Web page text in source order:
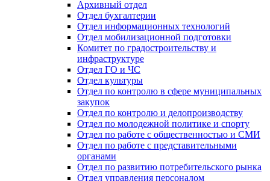
Архивный отдел
Отдел бухгалтерии
Отдел информационных технологий
Отдел мобилизационной подготовки
Комитет по градостроительству и
инфраструктуре
Отдел ГО и ЧС
Отдел культуры
Отдел по контролю в сфере муниципальных
закупок
Отдел по контролю и делопроизводству
Отдел по молодежной политике и спорту
Отдел по работе с общественностью и СМИ
Отдел по работе с представительными
органами
Отдел по развитию потребительского рынка
Отдел управления персоналом